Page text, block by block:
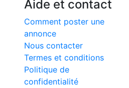
Aide et contact
Comment poster une
annonce
Nous contacter
Termes et conditions
Politique de
confidentialité